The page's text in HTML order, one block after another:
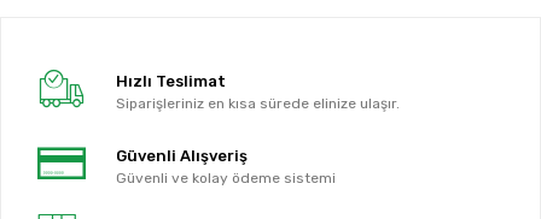
Hızlı Teslimat
Siparişleriniz en kısa sürede elinize ulaşır.
Güvenli Alışveriş
Güvenli ve kolay ödeme sistemi